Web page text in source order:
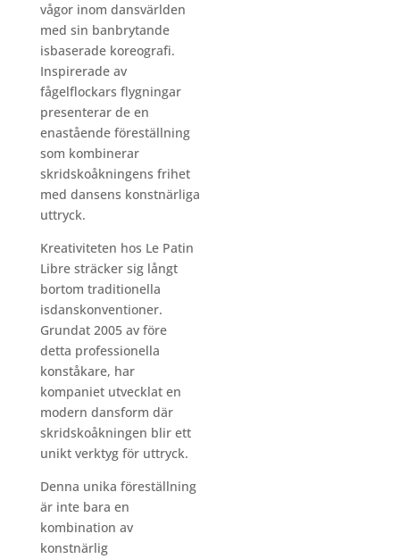
vågor inom dansvärlden
med sin banbrytande
isbaserade koreografi.
Inspirerade av
fågelflockars flygningar
presenterar de en
enastående föreställning
som kombinerar
skridskoåkningens frihet
med dansens konstnärliga
uttryck.
Kreativiteten hos Le Patin
Libre sträcker sig långt
bortom traditionella
isdanskonventioner.
Grundat 2005 av före
detta professionella
konståkare, har
kompaniet utvecklat en
modern dansform där
skridskoåkningen blir ett
unikt verktyg för uttryck.
Denna unika föreställning
är inte bara en
kombination av
konstnärlig